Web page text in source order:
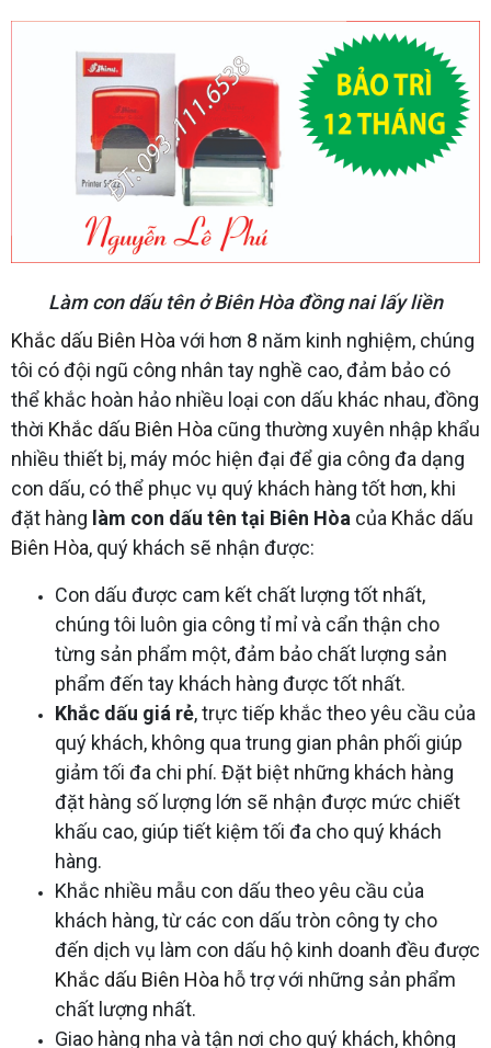
Làm con dấu tên ở Biên Hòa đồng nai lấy liền
Khắc dấu Biên Hòa với hơn 8 năm kinh nghiệm, chúng
tôi có đội ngũ công nhân tay nghề cao, đảm bảo có
thể khắc hoàn hảo nhiều loại con dấu khác nhau, đồng
thời Khắc dấu Biên Hòa cũng thường xuyên nhập khẩu
nhiều thiết bị, máy móc hiện đại để gia công đa dạng
con dấu, có thể phục vụ quý khách hàng tốt hơn, khi
đặt hàng làm con dấu tên tại Biên Hòa của Khắc dấu
Biên Hòa, quý khách sẽ nhận được:
Con dấu được cam kết chất lượng tốt nhất,
chúng tôi luôn gia công tỉ mỉ và cẩn thận cho
từng sản phẩm một, đảm bảo chất lượng sản
phẩm đến tay khách hàng được tốt nhất.
Khắc dấu giá rẻ, trực tiếp khắc theo yêu cầu của
quý khách, không qua trung gian phân phối giúp
giảm tối đa chi phí. Đặt biệt những khách hàng
đặt hàng số lượng lớn sẽ nhận được mức chiết
khấu cao, giúp tiết kiệm tối đa cho quý khách
hàng.
Khắc nhiều mẫu con dấu theo yêu cầu của
khách hàng, từ các con dấu tròn công ty cho
đến dịch vụ làm con dấu hộ kinh doanh đều được
Khắc dấu Biên Hòa hỗ trợ với những sản phẩm
chất lượng nhất.
Giao hàng nha và tận nơi cho quý khách, không